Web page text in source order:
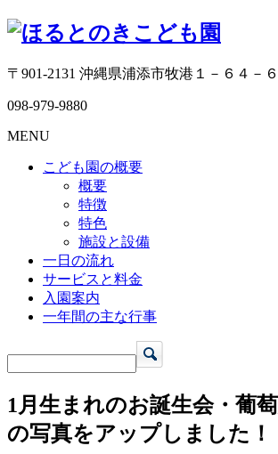
〒901-2131 沖縄県浦添市牧港１－６４－６
098-979-9880
MENU
こども園の概要
概要
特徴
特色
施設と設備
一日の流れ
サービスと料金
入園案内
一年間の主な行事
1月生まれのお誕生会・葡
の写真をアップしました！